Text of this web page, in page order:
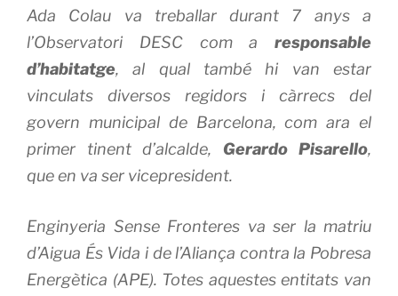
Ada Colau va treballar durant 7 anys a
l’Observatori DESC com a responsable
d’habitatge, al qual també hi van estar
vinculats diversos regidors i càrrecs del
govern municipal de Barcelona, com ara el
primer tinent d’alcalde, Gerardo Pisarello,
que en va ser vicepresident.
Enginyeria Sense Fronteres va ser la matriu
d’Aigua És Vida i de l’Aliança contra la Pobresa
Energètica (APE). Totes aquestes entitats van